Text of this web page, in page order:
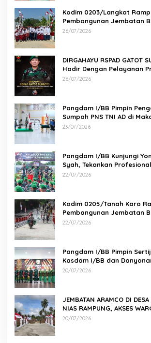
Kodim 0203/Langkat
Pembangunan Jembatan
Paluh Manis
26/07/2026
DIRGAHAYU RSPAD GATOT
Hadir Dengan Pelayanan
Indonesia Maju” 26 JULI
26/07/2026
Pangdam I/BB Pimpin
Sumpah PNS TNI AD di
23/07/2026
Pangdam I/BB Kunjungi
Syah, Tekankan
Kesiapan Prajurit
22/07/2026
Kodim 0205/Tanah Karo
Pembangunan Jembatan
Pernantin
22/07/2026
Pangdam I/BB Pimpin
Kasdam I/BB dan
serta Tradisi Korps
20/07/2026
JEMBATAN ARAMCO DI
NIAS RAMPUNG, AKSES
MUDAH
20/07/2026